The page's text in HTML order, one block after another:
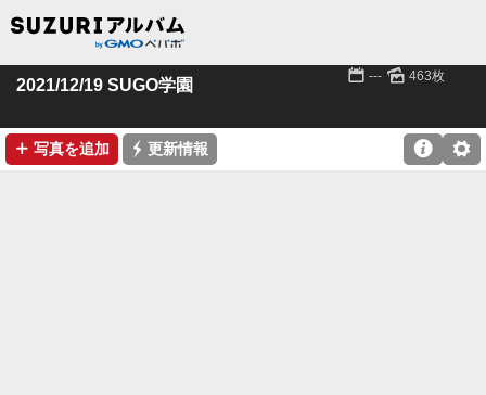
2021/12/19 SUGO学園 📅 --- 🌄 463枚
➕ 写真を追加 ⚡ 更新情報 ⚙
